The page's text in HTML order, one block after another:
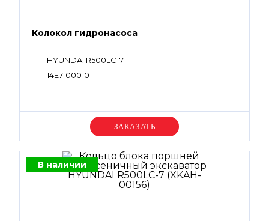
Колокол гидронасоса
HYUNDAI R500LC-7
14E7-00010
Уточняйте цену
В наличии